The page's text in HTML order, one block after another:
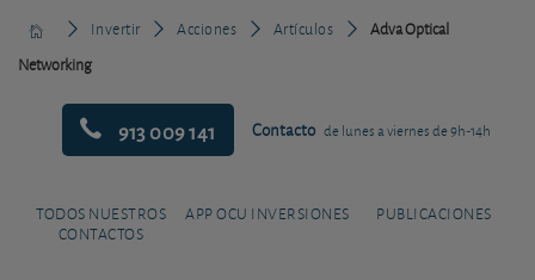
Invertir Acciones Artículos
Adva Optical
Networking
913 009 141 Contacto de lunes a viernes de 9h-14h
TODOS NUESTROS
CONTACTOS
APP OCU INVERSIONES PUBLICACIONES